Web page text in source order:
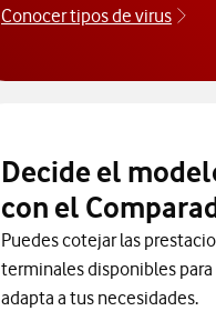
Conocer tipos de virus
Decide el
con el
Puedes cotejar las
terminales disponibles
adapta a tus necesidades.